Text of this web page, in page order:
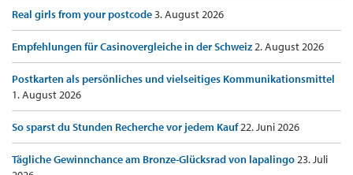
Real girls from your postcode3. August 2026
Empfehlungen für Casinovergleiche in der Schweiz2. August 2026
Postkarten als persönliches und vielseitiges Kommunikationsmittel
1. August 2026
So sparst du Stunden Recherche vor jedem Kauf22. Juni 2026
Tägliche Gewinnchance am Bronze-Glücksrad von lapalingo23. Juli